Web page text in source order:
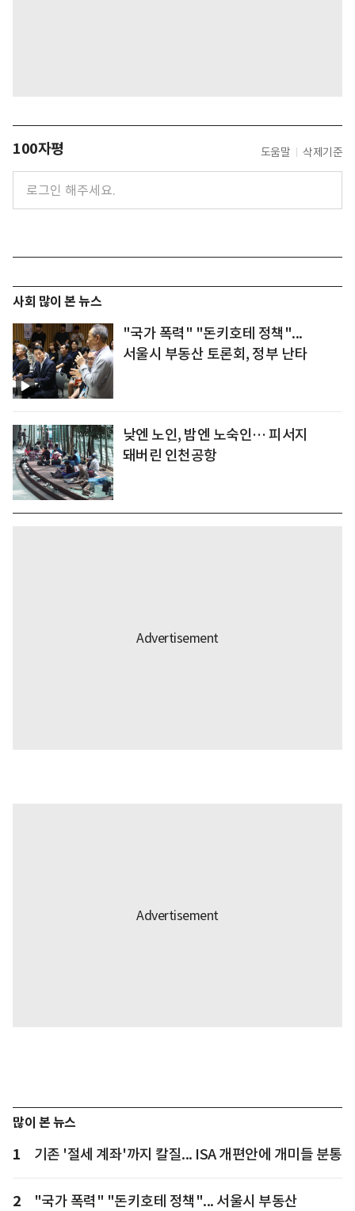
100자평 도움말 삭제기준
사회 많이 본 뉴스
"국가 폭력" "돈키호테 정책"...
서울시 부동산 토론회, 정부 난타
낮엔 노인, 밤엔 노숙인… 피서지
돼버린 인천공항
많이 본 뉴스
1 기존 '절세 계좌'까지 칼질... ISA 개편안에 개미들 분통
2
"국가 폭력" "돈키호테 정책"... 서울시 부동산